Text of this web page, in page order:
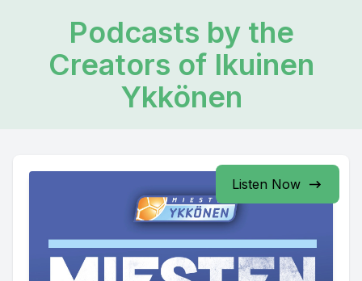
Podcasts by the
Creators of Ikuinen
Ykkönen
Listen Now